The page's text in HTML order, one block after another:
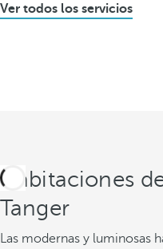
Ver todos los servicios
Habitaciones
Tanger
Las modernas y luminosas